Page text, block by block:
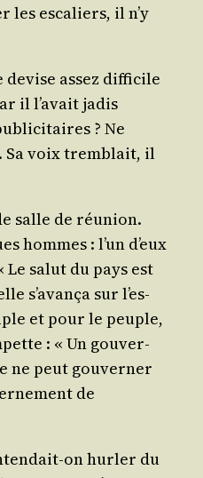
esca­liers, il n’y
devise assez dif­fi­cile
il l’a­vait jadis
? Ne
Sa voix trem­blait, il
salle de réunion.
hommes : l’un d’eux
salut du pays est
s’a­van­ça sur l’es­
et pour le peuple,
: « Un gou­ver­
ne peut gou­ver­ner
de
on hur­ler du